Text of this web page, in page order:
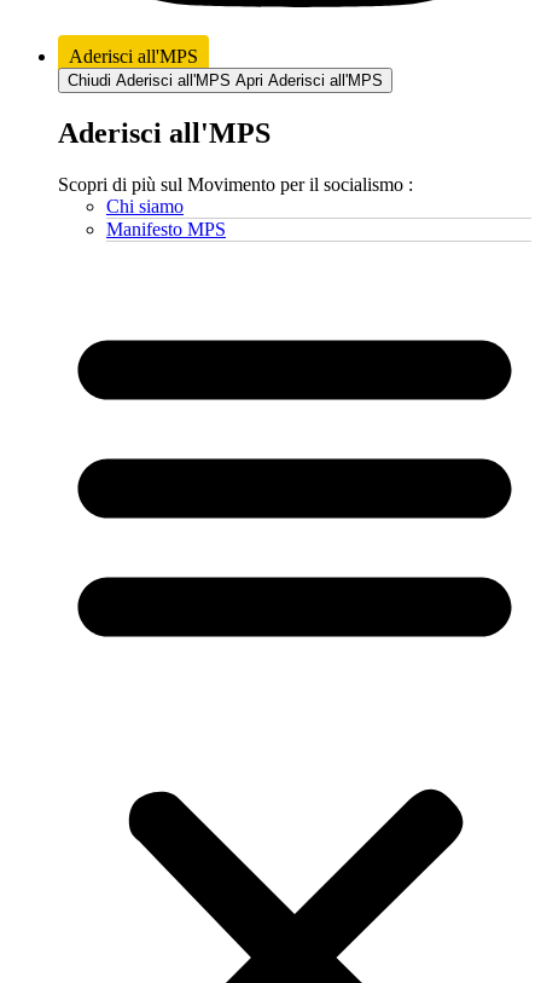
Aderisci all'MPS
Chiudi Aderisci all'MPS Apri Aderisci all'MPS
Aderisci all'MPS
Scopri di più sul Movimento per il socialismo :
Chi siamo
Manifesto MPS